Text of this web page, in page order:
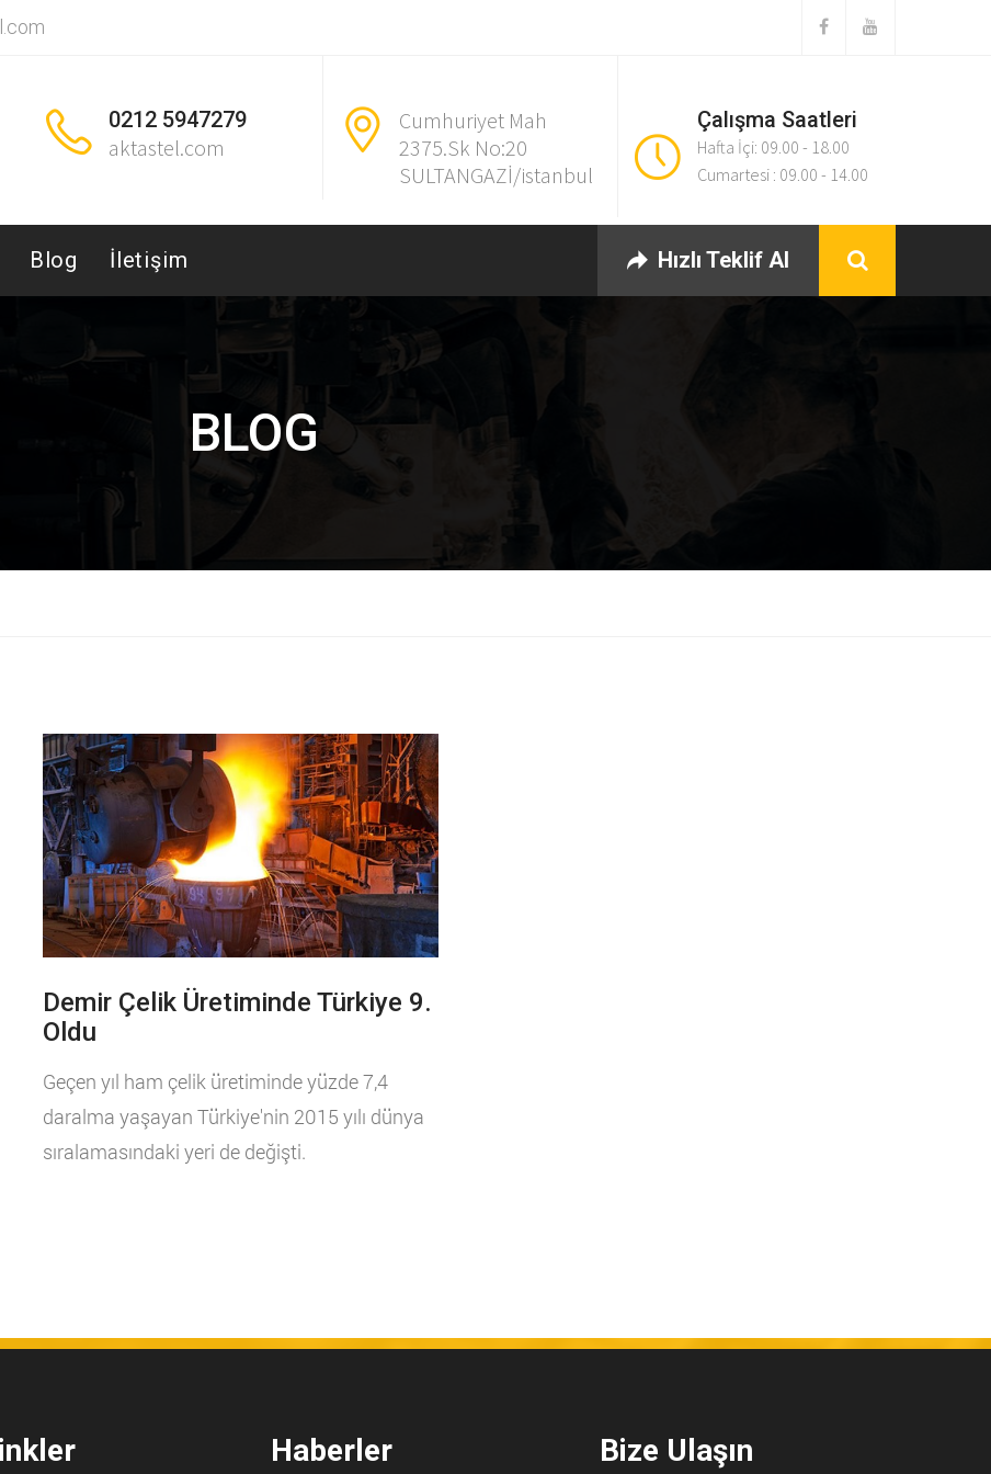
0212 5947279
aktastel.com
Cumhuriyet Mah
2375.Sk No:20
SULTANGAZİ/istanbul
Çalışma Saatleri
Hafta İçi: 09.00 - 18.00
Cumartesi : 09.00 - 14.00
Blog İletişim Hızlı Teklif Al
BLOG
Demir Çelik Üretiminde Türkiye 9.
Oldu
Geçen yıl ham çelik üretiminde yüzde 7,4
daralma yaşayan Türkiye'nin 2015 yılı dünya
sıralamasındaki yeri de değişti.
Haberler Bize Ulaşın